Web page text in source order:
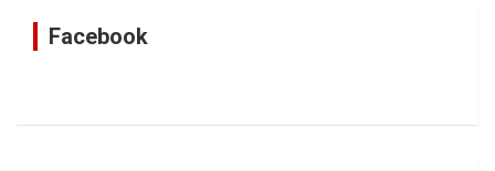
Facebook